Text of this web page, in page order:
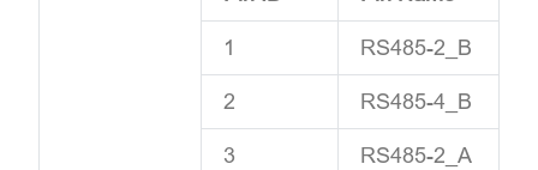
1 RS485-2_B
2 RS485-4_B
3 RS485-2_A